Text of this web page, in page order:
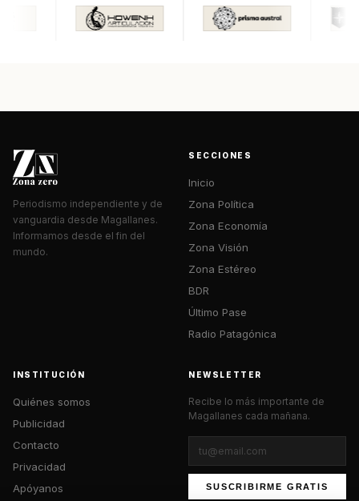
Periodismo independiente y de
vanguardia desde Magallanes.
Informamos desde el fin del
mundo.
SECCIONES
Inicio
Zona Política
Zona Economía
Zona Visión
Zona Estéreo
BDR
Último Pase
Radio Patagónica
INSTITUCIÓN
Quiénes somos
Publicidad
Contacto
Privacidad
Apóyanos
NEWSLETTER
Recibe lo más importante de
Magallanes cada mañana.
SUSCRIBIRME GRATIS